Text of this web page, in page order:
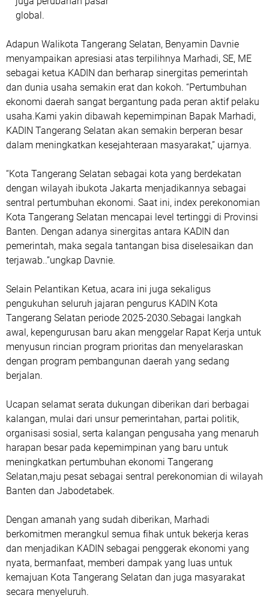
global.
Adapun Walikota Tangerang Selatan, Benyamin Davnie
menyampaikan apresiasi atas terpilihnya Marhadi, SE, ME
sebagai ketua KADIN dan berharap sinergitas pemerintah
dan dunia usaha semakin erat dan kokoh. “Pertumbuhan
ekonomi daerah sangat bergantung pada peran aktif pelaku
usaha.Kami yakin dibawah kepemimpinan Bapak Marhadi,
KADIN Tangerang Selatan akan semakin berperan besar
dalam meningkatkan kesejahteraan masyarakat,” ujarnya.
“Kota Tangerang Selatan sebagai kota yang berdekatan
dengan wilayah ibukota Jakarta menjadikannya sebagai
sentral pertumbuhan ekonomi. Saat ini, index perekonomian
Kota Tangerang Selatan mencapai level tertinggi di Provinsi
Banten. Dengan adanya sinergitas antara KADIN dan
pemerintah, maka segala tantangan bisa diselesaikan dan
terjawab..”ungkap Davnie.
Selain Pelantikan Ketua, acara ini juga sekaligus
pengukuhan seluruh jajaran pengurus KADIN Kota
Tangerang Selatan periode 2025-2030.Sebagai langkah
awal, kepengurusan baru akan menggelar Rapat Kerja untuk
menyusun rincian program prioritas dan menyelaraskan
dengan program pembangunan daerah yang sedang
berjalan.
Ucapan selamat serata dukungan diberikan dari berbagai
kalangan, mulai dari unsur pemerintahan, partai politik,
organisasi sosial, serta kalangan pengusaha yang menaruh
harapan besar pada kepemimpinan yang baru untuk
meningkatkan pertumbuhan ekonomi Tangerang
Selatan,maju pesat sebagai sentral perekonomian di wilayah
Banten dan Jabodetabek.
Dengan amanah yang sudah diberikan, Marhadi
berkomitmen merangkul semua fihak untuk bekerja keras
dan menjadikan KADIN sebagai penggerak ekonomi yang
nyata, bermanfaat, memberi dampak yang luas untuk
kemajuan Kota Tangerang Selatan dan juga masyarakat
secara menyeluruh.